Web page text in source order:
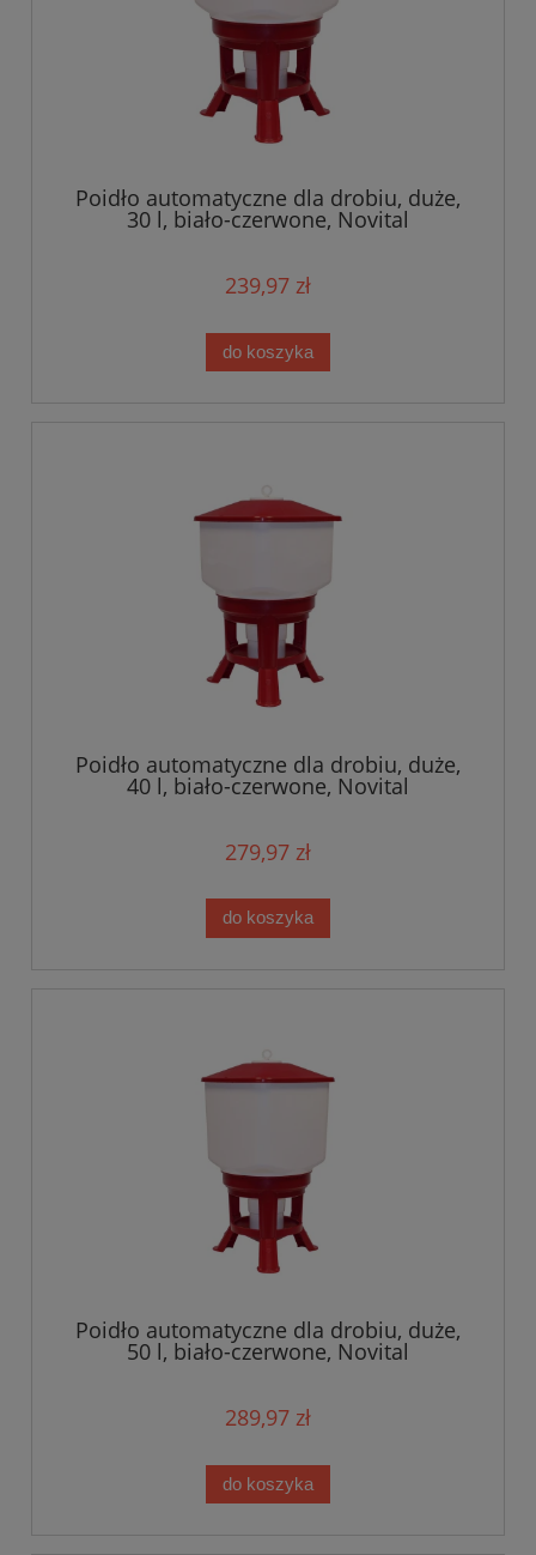
Poidło automatyczne dla drobiu, duże,
30 l, biało-czerwone, Novital
239,97 zł
do koszyka
Poidło automatyczne dla drobiu, duże,
40 l, biało-czerwone, Novital
279,97 zł
do koszyka
Poidło automatyczne dla drobiu, duże,
50 l, biało-czerwone, Novital
289,97 zł
do koszyka